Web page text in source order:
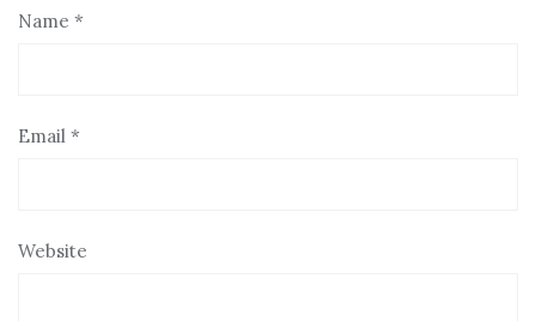
Name *
Email *
Website